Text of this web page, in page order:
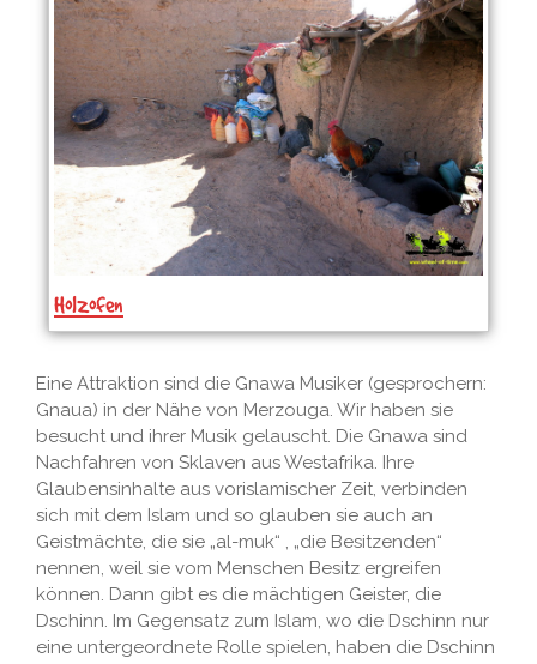
Holzofen
Eine Attraktion sind die Gnawa Musiker (gesprochern:
Gnaua) in der Nähe von Merzouga. Wir haben sie
besucht und ihrer Musik gelauscht. Die Gnawa sind
Nachfahren von Sklaven aus Westafrika. Ihre
Glaubensinhalte aus vorislamischer Zeit, verbinden
sich mit dem Islam und so glauben sie auch an
Geistmächte, die sie „al-muk“ , „die Besitzenden“
nennen, weil sie vom Menschen Besitz ergreifen
können. Dann gibt es die mächtigen Geister, die
Dschinn. Im Gegensatz zum Islam, wo die Dschinn nur
eine untergeordnete Rolle spielen, haben die Dschinn